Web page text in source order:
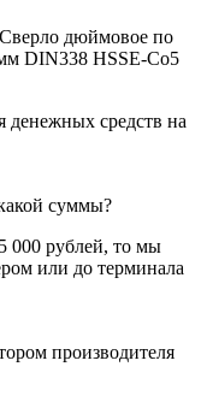
дюймовое по
DIN338 HSSE-Co5
денежных средств на
суммы?
000 рублей, то мы
или до терминала
производителя